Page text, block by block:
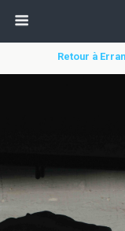
Retour à